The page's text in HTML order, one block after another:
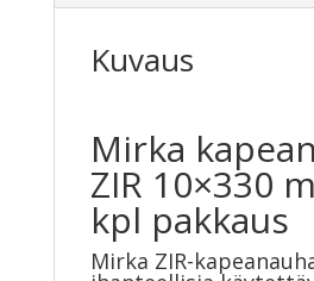
Kuvaus
Mirka
ZIR 10×330
kpl pakkaus
Mirka ZIR-